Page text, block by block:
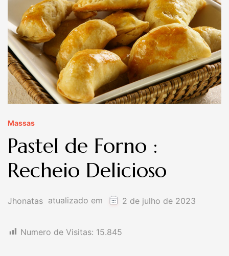
Massas
Pastel de Forno :
Recheio Delicioso
Jhonatas atualizado em 2 de julho de 2023
Numero de Visitas: 15.845